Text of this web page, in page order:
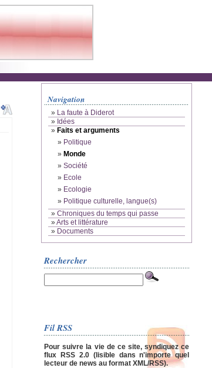
Navigation
» La faute à Diderot
» Idées
» Faits et arguments
» Politique
» Monde
» Société
» Ecole
» Ecologie
» Politique culturelle, langue(s)
» Chroniques du temps qui passe
»Arts et littérature
» Documents
Rechercher
Fil RSS
Pour suivre la vie de ce site, syndiquez ce
flux RSS 2.0 (lisible dans n'importe quel
lecteur de news au format XML/RSS).